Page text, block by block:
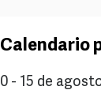
Calendario
0 - 15 de